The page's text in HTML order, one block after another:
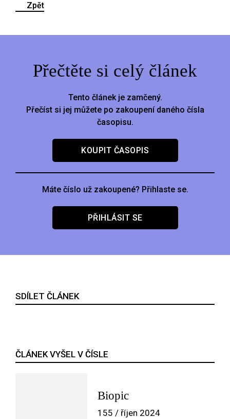
Zpět
Přečtěte si celý článek
Tento článek je zamčený.
Přečíst si jej můžete po zakoupení daného čísla
časopisu.
KOUPIT ČASOPIS
Máte číslo už zakoupené? Přihlaste se.
PŘIHLÁSIT SE
SDÍLET ČLÁNEK
ČLÁNEK VYŠEL V ČÍSLE
Biopic
155 / říjen 2024